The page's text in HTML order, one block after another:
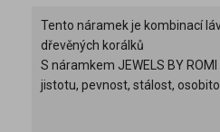
Tento náramek je kombinací
dřevěných korálků
S náramkem JEWELS BY
jistotu, pevnost, stálost,